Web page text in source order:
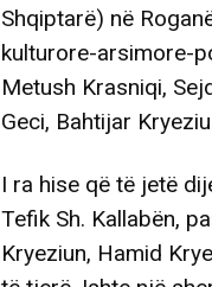
Shqiptarë) në
kulturore-arsimore-
Metush Krasniqi,
Geci, Bahtijar
I ra hise që të jetë
Tefik Sh. Kallabën,
Kryeziun, Hamid